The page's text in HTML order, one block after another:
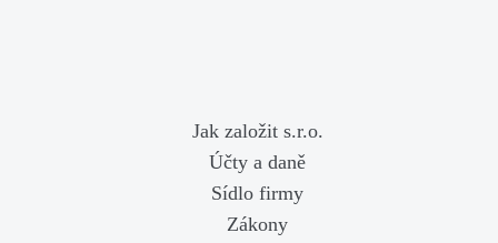
Jak založit s.r.o.
Účty a daně
Sídlo firmy
Zákony